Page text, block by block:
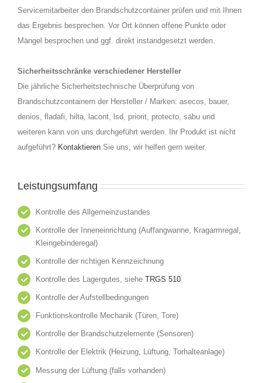
Servicemitarbeiter den Brandschutzcontainer prüfen und mit Ihnen
das Ergebnis besprechen. Vor Ort können offene Punkte oder
Mängel besprochen und ggf. direkt instandgesetzt werden.
Sicherheitsschränke verschiedener Hersteller
Die jährliche Sicherheitstechnische Überprüfung von
Brandschutzcontainern der Hersteller / Marken: asecos, bauer,
denios, fladafi, hilta, lacont, lsd, priorit, protecto, säbu und
weiteren kann von uns durchgeführt werden. Ihr Produkt ist nicht
aufgeführt? Kontaktieren Sie uns, wir helfen gern weiter.
Leistungsumfang
Kontrolle des Allgemeinzustandes
Kontrolle der Inneneinrichtung (Auffangwanne, Kragarmregal,
Kleingebinderegal)
Kontrolle der richtigen Kennzeichnung
Kontrolle des Lagergutes, sieheTRGS 510
Kontrolle der Aufstellbedingungen
Funktionskontrolle Mechanik (Türen, Tore)
Kontrolle der Brandschutzelemente (Sensoren)
Kontrolle der Elektrik (Heizung, Lüftung, Torhalteanlage)
Messung der Lüftung (falls vorhanden)